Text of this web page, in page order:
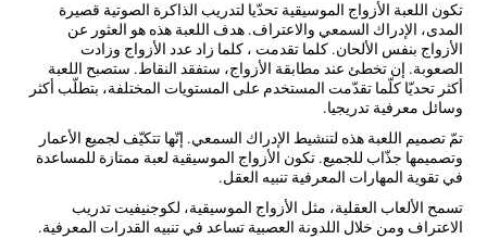
تكون اللعبة الأزواج الموسيقية تحدّيا لتدريب الذاكرة الصوتية قصيرة
المدى، الإدراك السمعي والاعتراف. هدف اللعبة هذه هو العثور عن
الأزواج بنفس الألحان. كلما تقدمت ، كلما زاد عدد الأزواج وزادت
الصعوبة. إن تخطئ عند مطابقة الأزواج، ستفقد النقاط. ستصبح اللعبة
أكثر تحديّا كلّما تقدّمت المستخدم على المستويات المختلفة، بتطلّب أكثر
وسائل معرفية تدريجيا.
تمّ تصميم اللعبة هذه لتنشيط الإدراك السمعي. إنّها تتكيّف لجميع الأعمار
وتصميمها جذّاب للجميع. تكون الأزواج الموسيقية لعبة ممتازة للمساعدة
في تقوية المهارات المعرفية تنبيه العقل.
تسمح الألعاب العقلية، مثل الأزواج الموسيقية، لكوجنيفيت تدريب
الاعتراف ومن خلال اللدونة العصبية تساعد في تنبيه القدرات المعرفية.